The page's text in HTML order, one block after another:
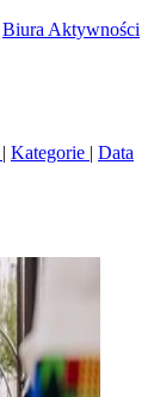
Biura Aktywności
| Kategorie | Data